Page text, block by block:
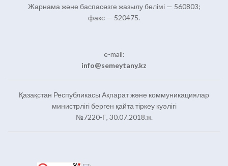
Жарнама және баспасөзге жазылу бөлімі — 560803;
факс — 520475.
e-mail:
info@semeytany.kz
Қазақстан Республикасы Ақпарат және коммуникациялар
министрлігі берген қайта тіркеу куәлігі
№7220-Г, 30.07.2018.ж.